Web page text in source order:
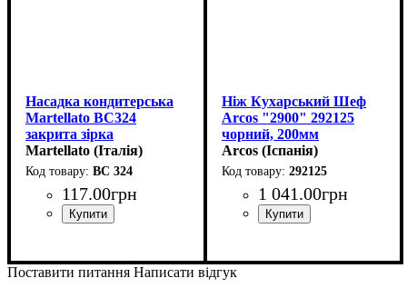
Насадка кондитерська
Martellato BC324
закрита зірка
(d6мм,h44мм)
Martellato (Італія)
BC 324
117.00грн
Ніж Кухарський Шеф
Arcos "2900" 292125
чорний, 200мм
Arcos (Іспанія)
292125
1 041.00грн
Поставити питання Написати відгук